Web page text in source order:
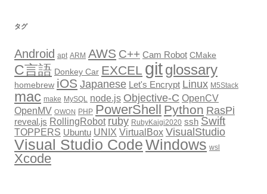
ン
タグ
Android apt ARM AWS C++ Cam Robot CMake
C言語 Donkey Car EXCEL gitglossary
homebrew iOS Japanese Let's Encrypt Linux M5Stack
mac make MySQL node.js Objective-C OpenCV
OpenMV OWON PHP PowerShell Python RasPi
reveal.js RollingRobot ruby RubyKaigi2020 ssh Swift
TOPPERS Ubuntu UNIX VirtualBox VisualStudio
Visual Studio CodeWindows wsl
Xcode